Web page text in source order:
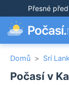
Přesné
Počasí.
Domů > Srí
Počasí v